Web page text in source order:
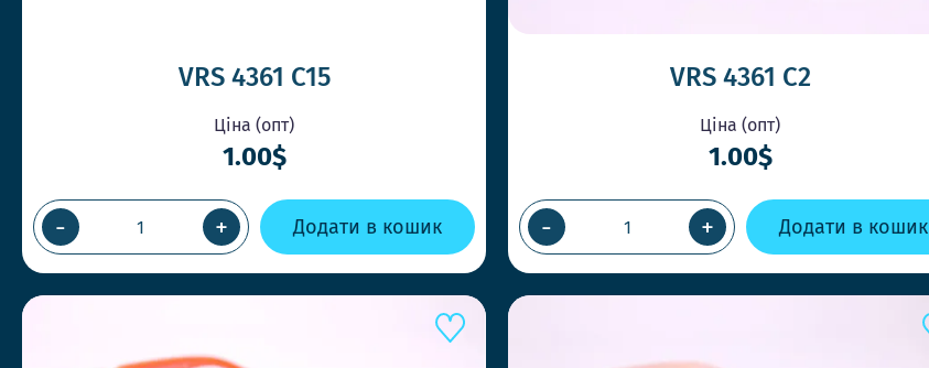
VRS 4361 C15
Ціна (опт)
1.00$
- + Додати в кошик
VRS 4361 C2
Ціна (опт)
1.00$
- + Додати в кошик